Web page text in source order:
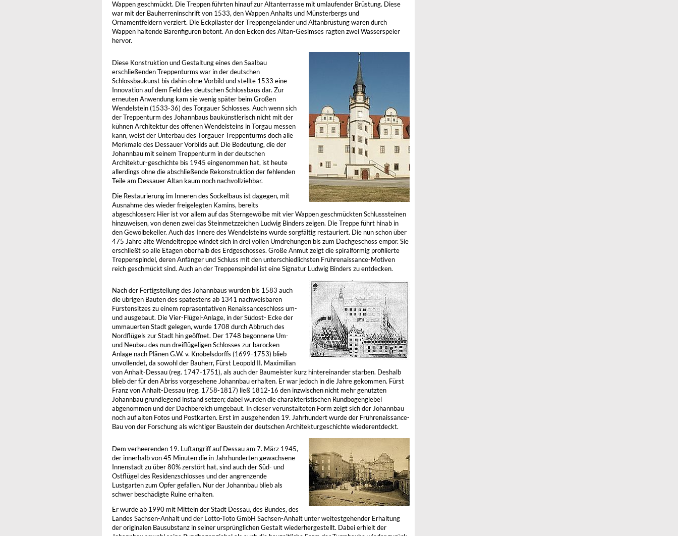
Wappen geschmückt. Die Treppen führten hinauf zur Altanterrasse mit umlaufender Brüstung. Diese
war mit der Bauherreninschrift von 1533, den Wappen Anhalts und Münsterbergs und
Ornamentfeldern verziert. Die Eckpilaster der Treppengeländer und Altanbrüstung waren durch
Wappen haltende Bärenfiguren betont. An den Ecken des Altan-Gesimses ragten zwei Wasserspeier
hervor.
Diese Konstruktion und Gestaltung eines den Saalbau
erschließenden Treppenturms war in der deutschen
Schlossbaukunst bis dahin ohne Vorbild und stellte 1533 eine
Innovation auf dem Feld des deutschen Schlossbaus dar. Zur
erneuten Anwendung kam sie wenig später beim Großen
Wendelstein (1533-36) des Torgauer Schlosses. Auch wenn sich
der Treppenturm des Johannbaus baukünstlerisch nicht mit der
kühnen Architektur des offenen Wendelsteins in Torgau messen
kann, weist der Unterbau des Torgauer Treppenturms doch alle
Merkmale des Dessauer Vorbilds auf. Die Bedeutung, die der
Johannbau mit seinem Treppenturm in der deutschen
Architektur-geschichte bis 1945 eingenommen hat, ist heute
allerdings ohne die abschließende Rekonstruktion der fehlenden
Teile am Dessauer Altan kaum noch nachvollziehbar.
Die Restaurierung im Inneren des Sockelbaus ist dagegen, mit
Ausnahme des wieder freigelegten Kamins, bereits
abgeschlossen: Hier ist vor allem auf das Sterngewölbe mit vier Wappen geschmückten Schlusssteinen
hinzuweisen, von denen zwei das Steinmetzzeichen Ludwig Binders zeigen. Die Treppe führt hinab in
den Gewölbekeller. Auch das Innere des Wendelsteins wurde sorgfältig restauriert. Die nun schon über
475 Jahre alte Wendeltreppe windet sich in drei vollen Umdrehungen bis zum Dachgeschoss empor. Sie
erschließt so alle Etagen oberhalb des Erdgeschosses. Große Anmut zeigt die spiralförmig profilierte
Treppenspindel, deren Anfänger und Schluss mit den unterschiedlichsten Frührenaissance-Motiven
reich geschmückt sind. Auch an der Treppenspindel ist eine Signatur Ludwig Binders zu entdecken.
Nach der Fertigstellung des Johannbaus wurden bis 1583 auch
die übrigen Bauten des spätestens ab 1341 nachweisbaren
Fürstensitzes zu einem repräsentativen Renaissanceschloss um-
und ausgebaut. Die Vier-Flügel-Anlage, in der Südost- Ecke der
ummauerten Stadt gelegen, wurde 1708 durch Abbruch des
Nordflügels zur Stadt hin geöffnet. Der 1748 begonnene Um-
und Neubau des nun dreiflügeligen Schlosses zur barocken
Anlage nach Plänen G.W. v. Knobelsdorffs (1699-1753) blieb
unvollendet, da sowohl der Bauherr, Fürst Leopold II. Maximilian
von Anhalt-Dessau (reg. 1747-1751), als auch der Baumeister kurz hintereinander starben. Deshalb
blieb der für den Abriss vorgesehene Johannbau erhalten. Er war jedoch in die Jahre gekommen. Fürst
Franz von Anhalt-Dessau (reg. 1758-1817) ließ 1812-16 den inzwischen nicht mehr genutzten
Johannbau grundlegend instand setzen; dabei wurden die charakteristischen Rundbogengiebel
abgenommen und der Dachbereich umgebaut. In dieser verunstalteten Form zeigt sich der Johannbau
noch auf alten Fotos und Postkarten. Erst im ausgehenden 19. Jahrhundert wurde der Frührenaissance-
Bau von der Forschung als wichtiger Baustein der deutschen Architekturgeschichte wiederentdeckt.
Dem verheerenden 19. Luftangriff auf Dessau am 7. März 1945,
der innerhalb von 45 Minuten die in Jahrhunderten gewachsene
Innenstadt zu über 80% zerstört hat, sind auch der Süd- und
Ostflügel des Residenzschlosses und der angrenzende
Lustgarten zum Opfer gefallen. Nur der Johannbau blieb als
schwer beschädigte Ruine erhalten.
Er wurde ab 1990 mit Mitteln der Stadt Dessau, des Bundes, des
Landes Sachsen-Anhalt und der Lotto-Toto GmbH Sachsen-Anhalt unter weitestgehender Erhaltung
der originalen Bausubstanz in seiner ursprünglichen Gestalt wiederhergestellt. Dabei erhielt der